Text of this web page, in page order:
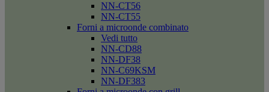
NN-CT56
NN-CT55
Forni a microonde combinato
Vedi tutto
NN-CD88
NN-DF38
NN-C69KSM
NN-DF383